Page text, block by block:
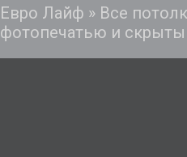
Евро Лайф » Все
фотопечатью и